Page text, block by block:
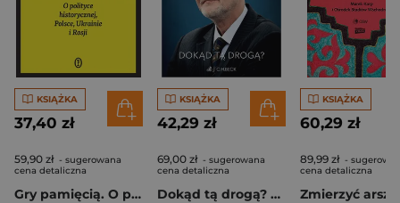
KSIĄŻKA
37,40 zł
59,90 zł - sugerowana
cena detaliczna
Gry pamięcią. O polityce historycznej, Polsce, Ukrainie i Rosji
KSIĄŻKA
42,29 zł
69,00 zł - sugerowana
cena detaliczna
Dokąd tą drogą? Piotr Nowina-Konopka w rozmowie z Andrzejem Brzezieckim
KSIĄŻKA
60,29 zł
89,99 zł -
cena detaliczna